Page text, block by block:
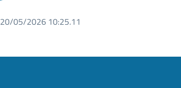
20/05/2026 10:25.11